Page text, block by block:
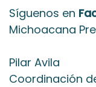
Síguenos en
Michoacana
Pilar Avila
Coordinación